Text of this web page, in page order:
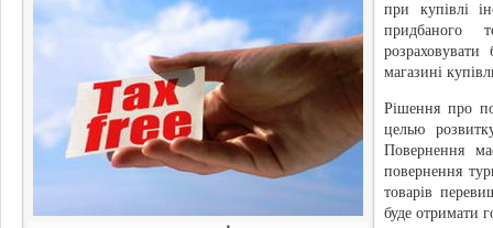
при купівлі
придбаного
магазині
Рішення про
цeлью
Повернення
повернення
товарів
буде отримати